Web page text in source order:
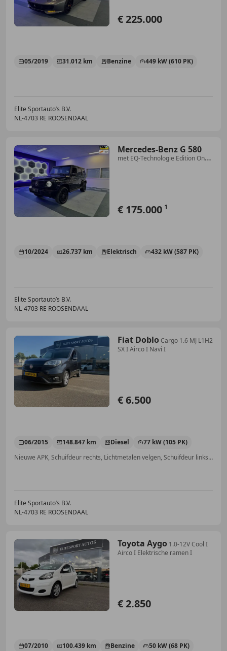
€ 225.000
05/2019 31.012 km Benzine 449 kW (610 PK)
Elite Sportauto’s B.V.
NL-4703 RE ROOSENDAAL
Mercedes-Benz G 580
met EQ-Technologie Edition One
€ 175.000 1
10/2024 26.737 km Elektrisch 432 kW (587 PK)
Elite Sportauto’s B.V.
NL-4703 RE ROOSENDAAL
Fiat Doblo Cargo 1.6 MJ L1H2
SX I Airco I Navi I
€ 6.500
06/2015 148.847 km Diesel
77 kW (105 PK)
Nieuwe APK, Schuifdeur rechts, Lichtmetalen velgen, Schuifdeur links, Bluetooth, Parkeerhulp achter, Boordcomputer, Airconditioning
Elite Sportauto’s B.V.
NL-4703 RE ROOSENDAAL
Toyota Aygo 1.0-12V Cool I
Airco I Elektrische ramen I
€ 2.850
07/2010 100.439 km Benzine 50 kW (68 PK)